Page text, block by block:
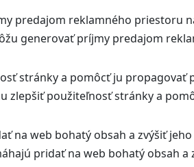
predajom reklamného priestoru
generovať príjmy predajom
stránky a pomôcť ju propagovať
zlepšiť použiteľnosť stránky a
na web bohatý obsah a zvýšiť
pridať na web bohatý obsah a